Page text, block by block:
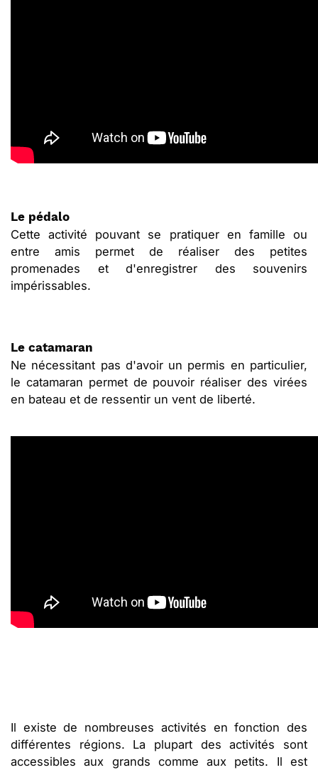
Le pédalo
Cette activité pouvant se pratiquer en famille ou
entre amis permet de réaliser des petites
promenades et d'enregistrer des souvenirs
impérissables.
Le catamaran
Ne nécessitant pas d'avoir un permis en particulier,
le catamaran permet de pouvoir réaliser des virées
en bateau et de ressentir un vent de liberté.
Il existe de nombreuses activités en fonction des
différentes régions. La plupart des activités sont
accessibles aux grands comme aux petits. Il est